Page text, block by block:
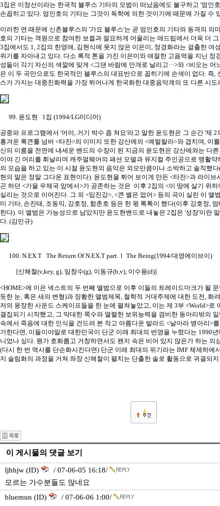
3집은 이정선이라는 한국적 블루스 기타의 모범이 떠났음에도 불구하고 '엄인
손꼽히고 있다. 엄인호의 기타는 그것이 독학에 의한 것이기에 때문에 가질 수
이러한 면 때문에 신촌블루스의 '가요 블루스'는 곧 엄인호의 기타와 동격의 의
호의 기타는 객원으로 참여한 보켤과 절묘하게 어울리는 애드립에서 더욱 더
3집에서도 1, 2집의 한영애, 김현식에 못지 않은 이은미, 정경화라는 걸출한 여
위기를 자아내고 있다. 다소 록적 톤을 가진 이은미와 애절한 고음역을 지닌 정
성들이 각기 자신의 색깔에 맞게 <그댄 바람에 안개로 날리고···>와 <비오는
은 이 두 곡만으로도 한국적인 블루스의 대표반으로 꼽히기에 손색이 없다. 즉,
스가 가지는 대중친화력을 가장 뛰어나게 한국화한 대중음악계의 또 다른 시도
99. 윤도현 1집 (1994/LG미디어)
공중파 프로그램에서 '어이, 거기 박수 좀 쳐요'라고 말한 윤도현은 그 순간 '제 2
흥겨운 록큰롤 넘버 <타잔>의 이미지 또한 강산에의 <예럴랄라>와 겹치며, 이
신의 이름을 전면에 내세운 밴드의 수장이 된 지금의 윤도현은 강산에와는 다
이야 긴 머리를 휘날리며 캐주얼웨어의 패션 모델과 뮤지컬 주인공으로 맹활
의 모습을 하고 있는 이 시절 윤도현의 음악은 외모만큼이나 소박하고 솔직했
현의 말은 정말 그다운 표현이다). 윤도현을 튀어 보이게 만든 <타잔>과 라이브
곤 하던 <가을 우체국 앞에서>가 공존하는 것은 이후 2집의 <이 땅에 살기 위
실리는 것으로 이어진다. 그 외 <임진강>, <큰 별은 없어> 등의 곡이 실린 이 앨
미 기타, 손진태, 조동익, 강호정, 함춘호 등은 한 몫 톡톡이 했다(이후 강호정,
한다). 이 앨범은 가능성으로 남았지만 윤도현밴드로 내놓은 2집은 '성장'이란
다. (김민규)
100. N.EX.T The Return Of N.EX.T part.Ⅰ The Being(1994/대영에이브이)
[신해철(v,key, g), 임창수(g), 이동규(b,v), 이수용(d)]
<HOME>에 이은 넥스트의 두 번째 앨범으로 이후 이들의 트레이드마크가 될
듯한 눈, 혹은 새의 변형)과 장황한 앨범제목, 철학적 거대주제에 대한 도전, 화
저의 웅장한 사운드 스케이프들을 한 눈에 펼쳐놓았고, 이는 제 3부 <World>로
결집되기 시작했고, 그 막대한 쪽수와 열렬한 보위능력을 겸비한 동아리밖의
속에서 죽음에 대한 인식을 건드려 본 작고 아름다운 발라드 <날아라 병아리>
가한다면, 이들이야말로 대한민국이 단군 이래 최대의 번영을 누렸다는 1990
니었나 싶다. 뭔가 호화롭고 거창하면서도 왠지 속은 비어 있지 않은가 하는 의
(다시 한 번 역사를 단순화시킨다면) 단군 이래 최대의 위기라는 IMF 체제하에
지 슬림화의 과정을 거쳐 좌장 신해철이 펼치는 단촐한 솔로 활동으로 귀결되
4
이 게시물의 댓글 보기
ljhhjw (ID)
/ 07-06-05 16:18/
모르는 가수분들도 많네요
bluemun (ID)
/ 07-06-06 1:00/